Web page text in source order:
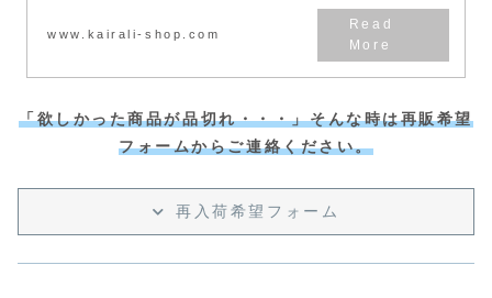
www.kairali-shop.com
「欲しかった商品が品切れ・・・」そんな時は再販希望
フォームからご連絡ください。
再入荷希望フォーム